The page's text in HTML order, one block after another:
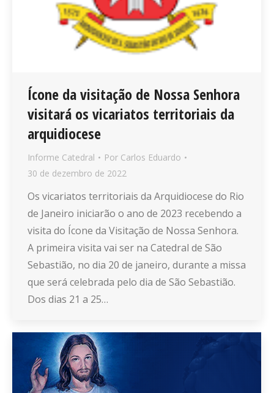
Ícone da visitação de Nossa Senhora
visitará os vicariatos territoriais da
arquidiocese
Informe Catedral Por Carlos Eduardo
30 de dezembro de 2022
Os vicariatos territoriais da Arquidiocese do Rio
de Janeiro iniciarão o ano de 2023 recebendo a
visita do Ícone da Visitação de Nossa Senhora.
A primeira visita vai ser na Catedral de São
Sebastião, no dia 20 de janeiro, durante a missa
que será celebrada pelo dia de São Sebastião.
Dos dias 21 a 25…